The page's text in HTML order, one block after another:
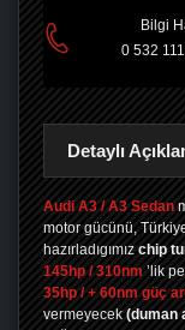
Bilgi
0 532
Detaylı
Audi A3 / A3 Sedan
motor gücünü,
hazırladıgımız chip
145hp / 310nm ’lik
35hp / + 60nm güç
vermeyecek (duman